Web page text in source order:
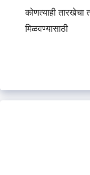
कोणत्याही
मिळवण्यासाठी